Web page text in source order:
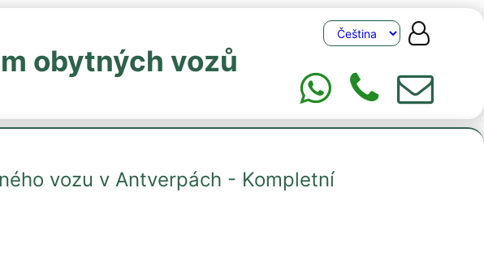
obytných vozů
vozu v Antverpách - Kompletní